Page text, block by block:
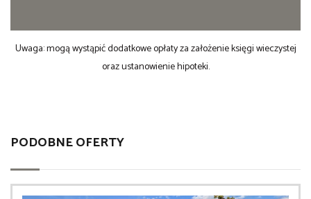
Uwaga: mogą wystąpić dodatkowe opłaty za założenie księgi wieczystej
oraz ustanowienie hipoteki.
PODOBNE OFERTY